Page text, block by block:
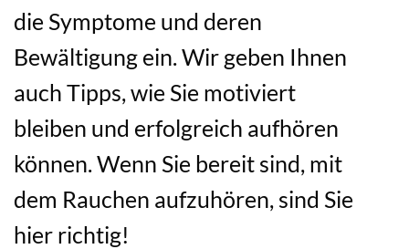
die Symptome und deren
Bewältigung ein. Wir geben Ihnen
auch Tipps, wie Sie motiviert
bleiben und erfolgreich aufhören
können. Wenn Sie bereit sind, mit
dem Rauchen aufzuhören, sind Sie
hier richtig!